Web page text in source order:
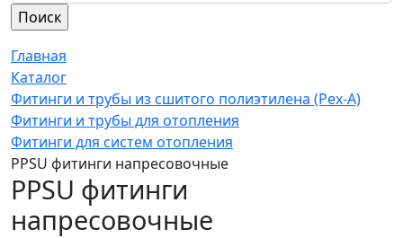
Главная
Каталог
Фитинги и трубы из сшитого полиэтилена (Pex-A)
Фитинги и трубы для отопления
Фитинги для систем отопления
PPSU фитинги напресовочные
PPSU фитинги
напресовочные